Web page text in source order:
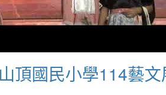
頂國民小學114藝